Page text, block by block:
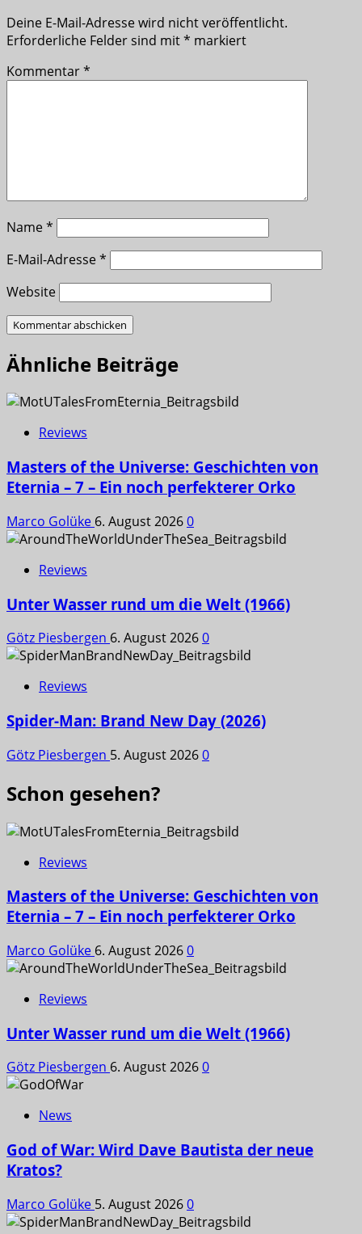
Deine E-Mail-Adresse wird nicht veröffentlicht.
Erforderliche Felder sind mit* markiert
Kommentar*
Name*
E-Mail-Adresse*
Website
Ähnliche Beiträge
Reviews
Masters of the Universe: Geschichten von
Eternia – 7 – Ein noch perfekterer Orko
Marco Golüke 6. August 20260
Reviews
Unter Wasser rund um die Welt (1966)
Götz Piesbergen 6. August 20260
Reviews
Spider-Man: Brand New Day (2026)
Götz Piesbergen 5. August 20260
Schon gesehen?
Reviews
Masters of the Universe: Geschichten von
Eternia – 7 – Ein noch perfekterer Orko
Marco Golüke 6. August 20260
Reviews
Unter Wasser rund um die Welt (1966)
Götz Piesbergen 6. August 20260
News
God of War: Wird Dave Bautista der neue
Kratos?
Marco Golüke 5. August 20260